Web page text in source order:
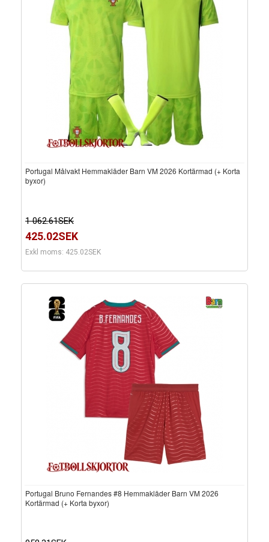
Portugal Målvakt Hemmakläder Barn VM 2026 Kortärmad (+ Korta
byxor)
1 062.61SEK
425.02SEK
Exkl moms: 425.02SEK
Portugal Bruno Fernandes #8 Hemmakläder Barn VM 2026
Kortärmad (+ Korta byxor)